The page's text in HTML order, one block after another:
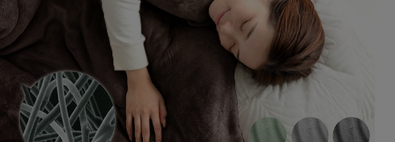
04/09/2026
生地もしっかりしていて、暖かそうです！
思ったよりコンパクトだったので、注文して良かったです。